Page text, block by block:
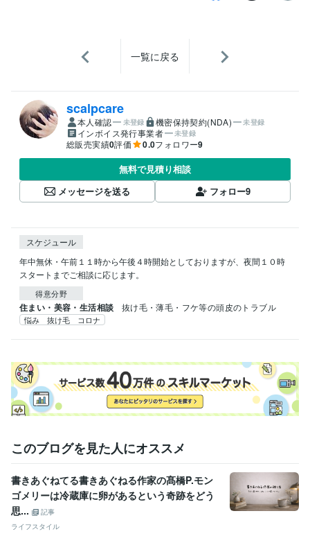
一覧に戻る
scalpcare
本人確認 未登録 機密保持契約(NDA) 未登録
インボイス発行事業者 未登録
総販売実績0評価 0.0フォロワー9
無料で見積り相談
メッセージを送る
フォロー9
スケジュール
年中無休・午前１１時から午後４時開始としておりますが、夜間１０時
スタートまでご相談に応じます。
得意分野
住まい・美容・生活相談 抜け毛・薄毛・フケ等の頭皮のトラブル
悩み 抜け毛 コロナ
このブログを見た人にオススメ
書きあぐねてる書きあぐねる作家の髙橋P.モン
ゴメリーは冷蔵庫に卵があるという奇跡をどう
思...
記事
ライフスタイル